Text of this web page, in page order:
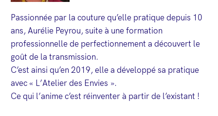
Passionnée par la couture qu’elle pratique depuis 10
ans, Aurélie Peyrou, suite à une formation
professionnelle de perfectionnement a découvert le
goût de la transmission.
C’est ainsi qu’en 2019, elle a développé sa pratique
avec « L’Atelier des Envies ».
Ce qui l’anime c’est réinventer à partir de l’existant !